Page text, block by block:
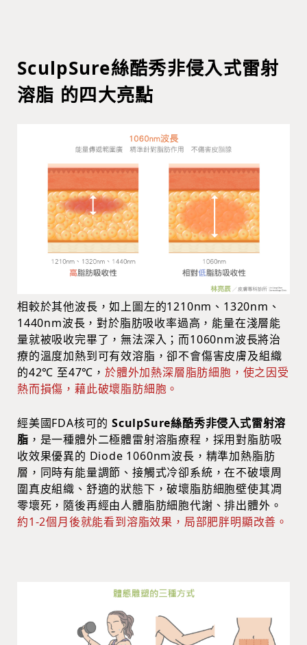
SculpSure絲酷秀非侵入式雷射
溶脂 的四大亮點
相較於其他波長，如上圖左的1210nm、1320nm、
1440nm波長，對於脂肪吸收率過高，能量在淺層能
量就被吸收完畢了，無法深入；而1060nm波長將治
療的溫度加熱到可有效溶脂，卻不會傷害皮膚及組織
的42℃ 至47℃， 於體外加熱深層脂肪細胞，使之因受
熱而損傷，藉此破壞脂肪細胞。
經美國FDA核可的 SculpSure絲酷秀非侵入式雷射溶
脂 ，是一種體外二極體雷射溶脂療程，採用對脂肪吸
收效果優異的 Diode 1060nm波長，精準加熱脂肪
層，同時有能量調節、接觸式冷卻系統，在不破壞周
圍真皮組織、舒適的狀態下，破壞脂肪細胞壁使其凋
零壞死，隨後再經由人體脂肪細胞代謝、排出體外。
約1-2個月後就能看到溶脂效果，局部肥胖明顯改善。